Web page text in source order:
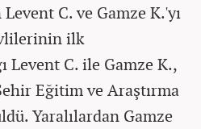
C. ve Gamze K.'yı
ilk
Levent C. ile Gamze K.,
Eğitim ve Araştırma
Yaralılardan Gamze